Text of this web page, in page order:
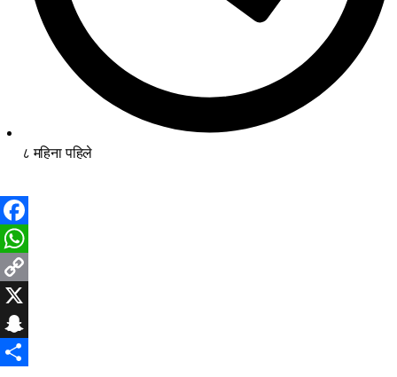
८ महिना पहिले
Facebook
WhatsApp
Copy
Link
X
Snapchat